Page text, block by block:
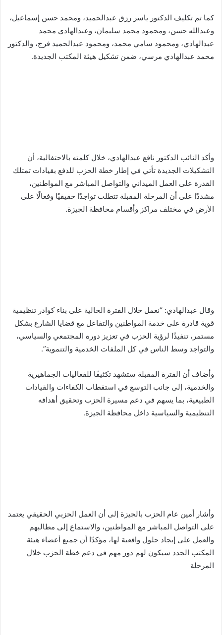
كما تم تكليف الدكتور ياسر رزق عبدالحميد، ومحمد حسن إسماعيل،
وعبدالله حسن، ومحمود محمد سليمان، وعبدالهادي محمد
عبدالهادي، ومحمود سامي محمد، ومحمود عبدالحميد فرج، والدكتور
محمد عبدالهادي مرسي، ضمن تشكيل هيئة المكتب الجديدة.
وأكد النائب الدكتور نافع عبدالهادي، خلال كلمته بالاحتفالية، أن
التشكيلات الجديدة تأتي في إطار خطة الحزب للدفع بقيادات تمتلك
القدرة على العمل الميداني والتواصل المباشر مع المواطنين،
مشددًا على أن المرحلة المقبلة تتطلب تواجدًا حقيقيًا وفعالًا على
الأرض في مختلف مراكز وأقسام محافظة الجيزة.
وقال عبدالهادي: “نعمل خلال الفترة الحالية على بناء كوادر تنظيمية
قوية قادرة على خدمة المواطنين والتفاعل مع قضايا الشارع بشكل
مستمر، تنفيذًا لرؤية الحزب في تعزيز دوره المجتمعي والسياسي،
والتواجد وسط الناس في كل الملفات الخدمية والتنموية”.
وأضاف أن الفترة المقبلة ستشهد تكثيفًا للفعاليات الجماهيرية
والخدمية، إلى جانب التوسع في استقطاب الكفاءات والقيادات
الطبيعية، بما يسهم في دعم مسيرة الحزب وتحقيق أهدافه
التنظيمية والسياسية داخل محافظة الجيزة.
وأشار أمين عام الحزب بالجيزة إلى أن العمل الحزبي الحقيقي يعتمد
على التواصل المباشر مع المواطنين، والاستماع إلى مطالبهم
والعمل على إيجاد حلول واقعية لها، مؤكدًا أن جميع أعضاء هيئة
المكتب الجدد سيكون لهم دور مهم في دعم خطة الحزب خلال
المرحلة